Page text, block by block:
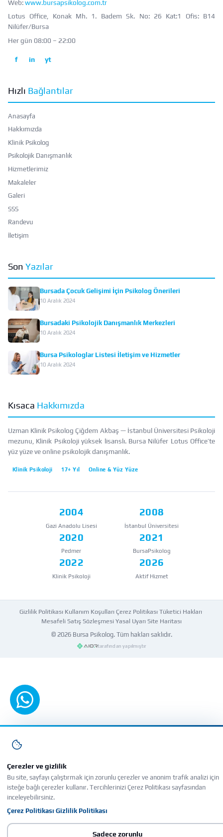
Web:www.bursapsikolog.com.tr
Lotus Office, Konak Mh. 1. Badem Sk. No: 26 Kat:1 Ofis: B14
Nilüfer/Bursa
Her gün 08:00 – 22:00
f in yt
Hızlı Bağlantılar
Anasayfa
Hakkımızda
Klinik Psikolog
Psikolojik Danışmanlık
Hizmetlerimiz
Makaleler
Galeri
SSS
Randevu
İletişim
Son Yazılar
Bursada Çocuk Gelişimi İçin Psikolog Önerileri
10 Aralık 2024
Bursadaki Psikolojik Danışmanlık Merkezleri
10 Aralık 2024
Bursa Psikologlar Listesi İletişim ve Hizmetler
10 Aralık 2024
Kısaca Hakkımızda
Uzman Klinik Psikolog Çiğdem Akbaş — İstanbul Üniversitesi Psikoloji
mezunu, Klinik Psikoloji yüksek lisanslı. Bursa Nilüfer Lotus Office’te
yüz yüze ve online psikolojik danışmanlık.
Klinik Psikoloji 17+ Yıl Online & Yüz Yüze
2004
Gazi Anadolu Lisesi
2008
İstanbul Üniversitesi
2020
Pedmer
2021
BursaPsikolog
2022
Klinik Psikoloji
2026
Aktif Hizmet
Gizlilik Politikası Kullanım Koşulları Çerez Politikası Tüketici Hakları
Mesafeli Satış Sözleşmesi Yasal Uyarı Site Haritası
© 2026 Bursa Psikolog. Tüm hakları saklıdır.
tarafından yapılmıştır
WhatsApp'tan yazın
Çerezler ve gizlilik
Bu site, sayfayı çalıştırmak için zorunlu çerezler ve anonim trafik analizi için
isteğe bağlı çerezler kullanır. Tercihlerinizi Çerez Politikası sayfasından
inceleyebilirsiniz.
Çerez Politikası·Gizlilik Politikası
Sadece zorunlu